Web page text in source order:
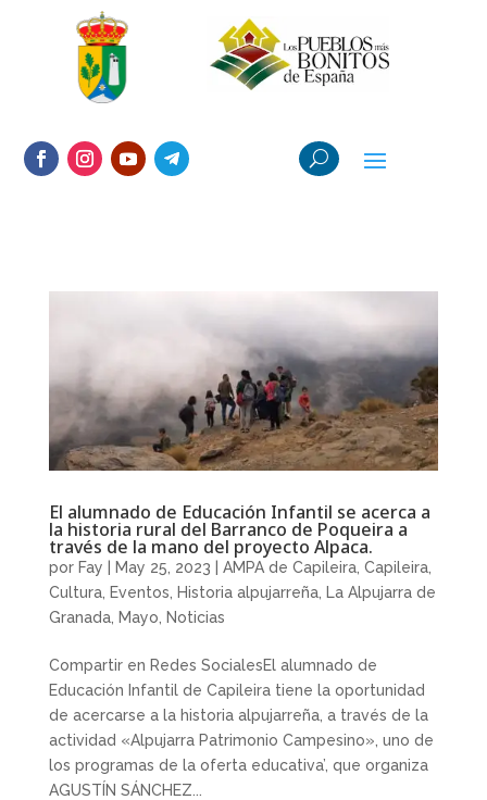
El alumnado de Educación Infantil se acerca a
la historia rural del Barranco de Poqueira a
través de la mano del proyecto Alpaca.
por Fay May 25, 2023 AMPA de Capileira, Capileira,
Cultura, Eventos Historia alpujarreña, La Alpujarra de
Granada, Mayo Noticias
Compartir en Redes SocialesEl alumnado de
Educación Infantil de Capileira tiene la oportunidad
de acercarse a la historia alpujarreña, a través de la
actividad «Alpujarra Patrimonio Campesino», uno de
los programas de la oferta educativa’, que organiza
AGUSTÍN SÁNCHEZ...